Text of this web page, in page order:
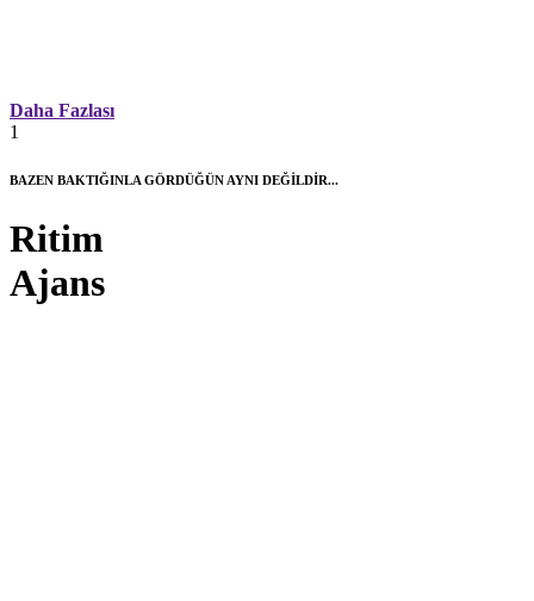
Daha Fazlası
1
BAZEN BAKTIĞINLA GÖRDÜĞÜN AYNI DEĞİLDİR...
Ritim
Ajans